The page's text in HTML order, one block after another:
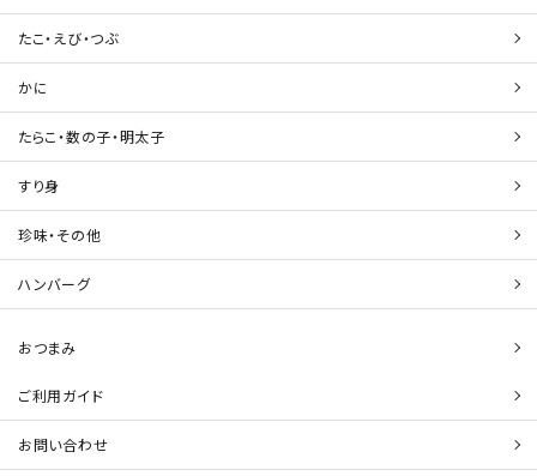
たこ・えび・つぶ
かに
たらこ・数の子・明太子
すり身
珍味・その他
ハンバーグ
おつまみ
ご利用ガイド
お問い合わせ